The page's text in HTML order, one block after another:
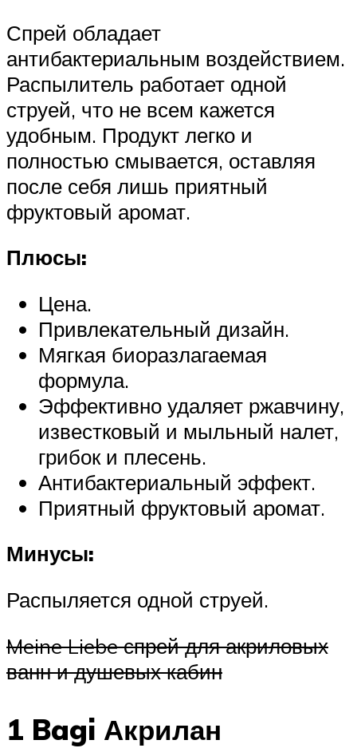
Спрей обладает
антибактериальным воздействием.
Распылитель работает одной
струей, что не всем кажется
удобным. Продукт легко и
полностью смывается, оставляя
после себя лишь приятный
фруктовый аромат.
Плюсы:
Цена.
Привлекательный дизайн.
Мягкая биоразлагаемая
формула.
Эффективно удаляет ржавчину,
известковый и мыльный налет,
грибок и плесень.
Антибактериальный эффект.
Приятный фруктовый аромат.
Минусы:
Распыляется одной струей.
Meine Liebe спрей для акриловых
ванн и душевых кабин
1 Bagi Акрилан